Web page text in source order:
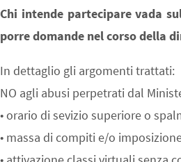
Chi intende partecipare vada
porre domande nel corso della
In dettaglio gli argomenti trattati:
NO agli abusi perpetrati dal
• orario di sevizio superiore o
• massa di compiti e/o